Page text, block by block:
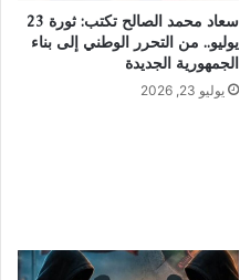
سعاد محمد الصالح تكتب: ثورة 23
يوليو.. من التحرر الوطني إلى بناء
الجمهورية الجديدة
يوليو 23, 2026